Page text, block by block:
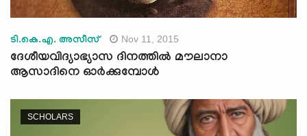
ടി.കെ.എ. അസീസ് Nov 11, 2015
ദേശീയവിദ്യാഭ്യാസ ദിനത്തില്‍ മൗലാനാ
ആസാദിനെ ഓര്‍ക്കുമ്പോള്‍
SCHOLARS